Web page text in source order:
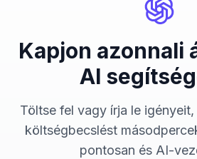
Kapjon azonnali
AI
Töltse fel vagy írja le
költségbecslést
pontosan és AI-